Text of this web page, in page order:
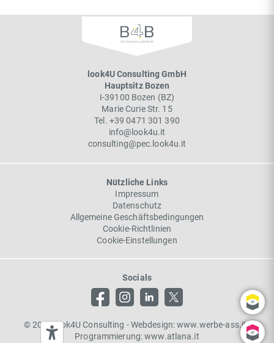
look4U Consulting GmbH
Hauptsitz Bozen
I-39100 Bozen (BZ)
Marie Curie Str. 15
Tel. +39 0471 301 390
info@look4u.it
consulting@pec.look4u.it
Nützliche Links
Impressum
Datenschutz
Allgemeine Geschäftsbedingungen
Cookie-Richtlinien
Cookie-Einstellungen
Socials
©2026 look4U Consulting -Webdesign:www.werbe-ass.it|
Programmierung:www.atlana.it